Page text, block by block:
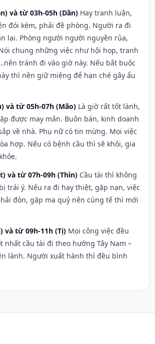
và từ 03h-05h (Dần) Hay tranh luận,
đói kém, phải đề phòng. Người ra đi
lại. Phòng người người nguyền rủa,
chung những việc như hội họp, tranh
tránh đi vào giờ này. Nếu bắt buộc
thì nên giữ miệng để hạn ché gây ẩu
và từ 05h-07h (Mão) Là giờ rất tốt lành,
được may mắn. Buôn bán, kinh doanh
về nhà. Phụ nữ có tin mừng. Mọi việc
hợp. Nếu có bệnh cầu thì sẽ khỏi, gia
và từ 07h-09h (Thìn) Cầu tài thì không
trái ý. Nếu ra đi hay thiệt, gặp nạn, việc
đòn, gặp ma quỷ nên cúng tế thì mới
và từ 09h-11h (Tị) Mọi công việc đều
nhất cầu tài đi theo hướng Tây Nam –
lành. Người xuất hành thì đều bình